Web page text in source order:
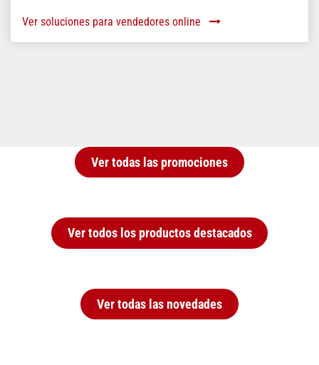
Ver soluciones para vendedores online
Ver todas las promociones
Ver todos los productos destacados
Ver todas las novedades